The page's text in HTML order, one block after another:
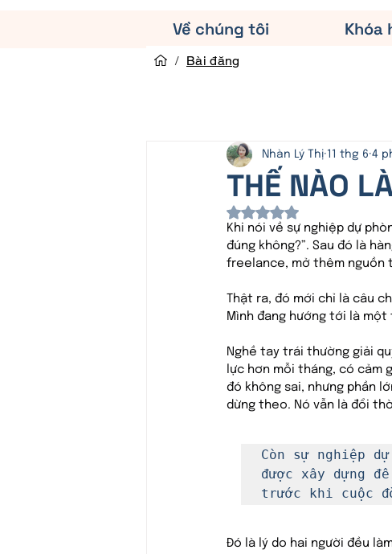
Về chúng tôi Khóa
/ Bài đăng
THẾ NÀO
Nhàn Lý Thị 11 thg 6 4
Đã xếp hạng NaN/5
Khi nói về sự nghiệp dự
đúng không?”. Sau đó là
freelance, mở thêm nguồn
Thật ra, đó mới chỉ là câu
Mình đang hướng tới là
Nghề tay trái thường giải
lực hơn mỗi tháng, có cảm
đó không sai, nhưng phần
dừng theo. Nó vẫn là đổi
Còn sự nghiệp
được xây dựng
trước khi cuộc
Đó là lý do hai người đều